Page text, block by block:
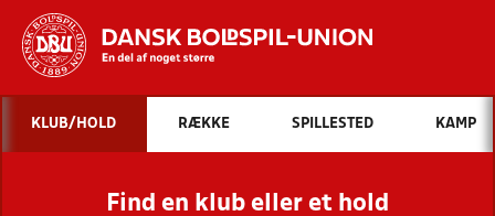
Hvad vil du søge efter?
INDHOLD OG NYHEDER
STILLINGER, RESULTATER, KLUBBER OG
KLUB/HOLD RÆKKE SPILLESTED KAMP
Find en klub eller et hold